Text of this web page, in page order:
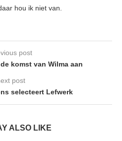
hou ik niet van.
post
komst van Wilma aan
post
selecteert Lefwerk
ALSO LIKE